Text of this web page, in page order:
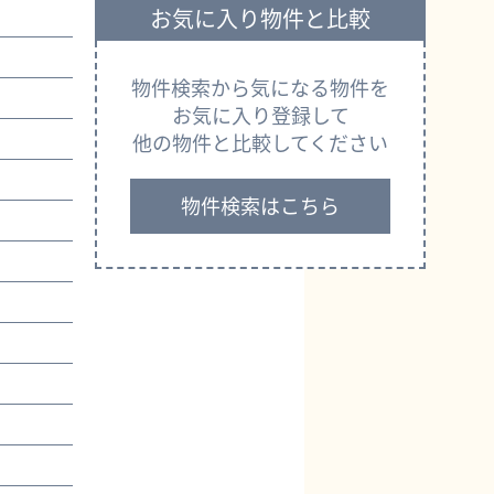
お気に入り物件と比較
物件検索から気になる物件を
お気に入り登録して
他の物件と比較してください
物件検索はこちら